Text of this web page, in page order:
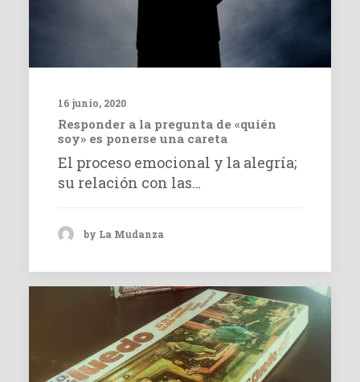
16 junio, 2020
Responder a la pregunta de «quién
soy» es ponerse una careta
El proceso emocional y la alegría;
su relación con las…
by La Mudanza